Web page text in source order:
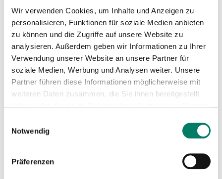
Wir verwenden Cookies, um Inhalte und Anzeigen zu
personalisieren, Funktionen für soziale Medien anbieten
zu können und die Zugriffe auf unsere Website zu
analysieren. Außerdem geben wir Informationen zu Ihrer
Verwendung unserer Website an unsere Partner für
soziale Medien, Werbung und Analysen weiter. Unsere
Partner führen diese Informationen möglicherweise mit
weiteren Daten zusammen, die Sie ihnen bereitgestellt
Notwendig
Präferenzen